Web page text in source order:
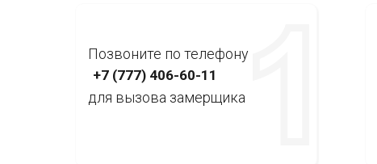
Позвоните по телефону
+7 (777) 406-60-11
для вызова замерщика